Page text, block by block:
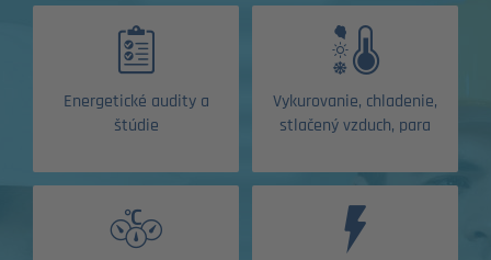
Energetické audity a
štúdie
Vykurovanie, chladenie,
stlačený vzduch, para